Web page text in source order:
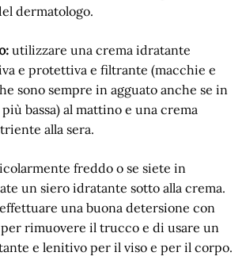
dermatologo.
utilizzare una crema idratante
e protettiva e filtrante (macchie e
sono sempre in agguato anche se in
bassa) al mattino e una crema
alla sera.
freddo o se siete in
un siero idratante sotto alla crema.
una buona detersione con
rimuovere il trucco e di usare un
e lenitivo per il viso e per il corpo.